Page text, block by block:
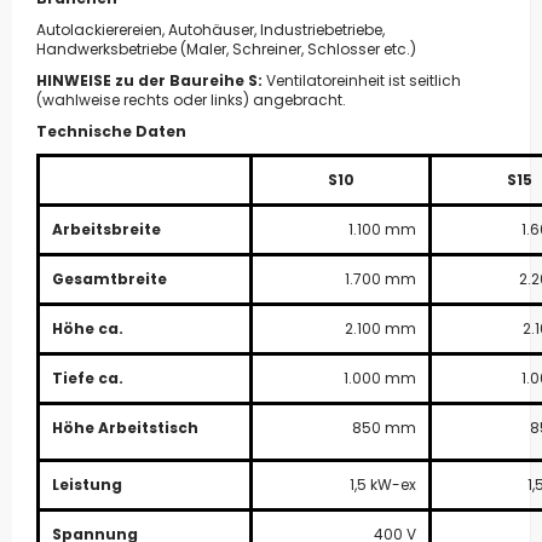
Autolackierereien, Autohäuser, Industriebetriebe,
Handwerksbetriebe (Maler, Schreiner, Schlosser etc.)
HINWEISE zu der Baureihe S: Ventilatoreinheit ist seitlich
(wahlweise rechts oder links) angebracht.
Technische Daten
S10 S15
Arbeitsbreite 1.100 mm
Gesamtbreite 1.700 mm
Höhe ca. 2.100 mm
Tiefe ca. 1.000 mm
Höhe Arbeitstisch 850 mm
Leistung 1,5 kW-ex
Spannung 400 V